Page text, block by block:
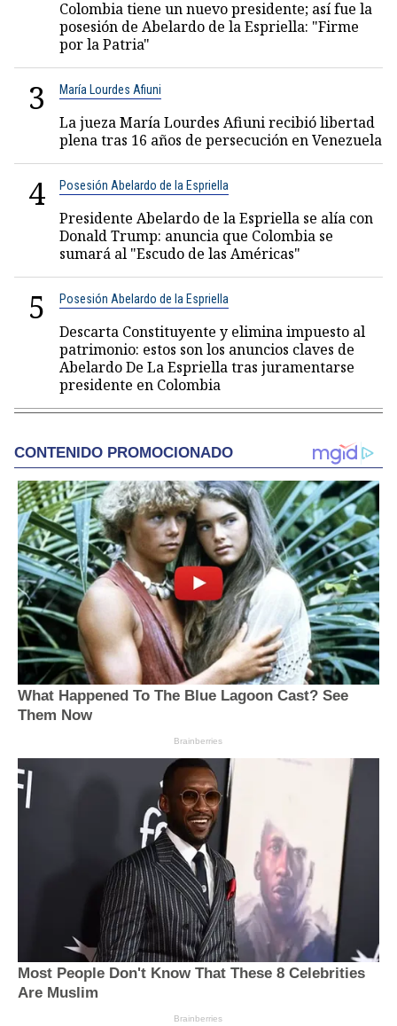
Colombia tiene un nuevo presidente; así fue la
posesión de Abelardo de la Espriella: "Firme
por la Patria"
3 María Lourdes Afiuni
La jueza María Lourdes Afiuni recibió libertad
plena tras 16 años de persecución en Venezuela
4 Posesión Abelardo de la Espriella
Presidente Abelardo de la Espriella se alía con
Donald Trump: anuncia que Colombia se
sumará al "Escudo de las Américas"
5 Posesión Abelardo de la Espriella
Descarta Constituyente y elimina impuesto al
patrimonio: estos son los anuncios claves de
Abelardo De La Espriella tras juramentarse
presidente en Colombia